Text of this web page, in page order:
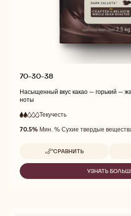
70-30-38
Насыщенный вкус какао — горький —
ноты
2
out
Текучесть
текучесть
70.5% Мин. % Сухие твердые
СРАВНИТЬ
-
70-
38
УЗНАТЬ
-